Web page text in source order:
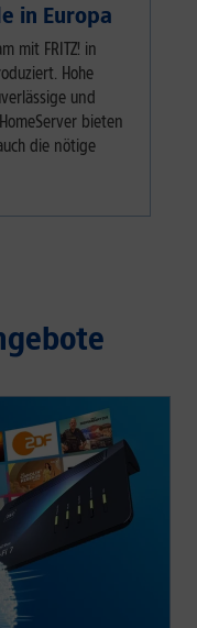
in Europa
mit FRITZ! in
Hohe
und
bieten
die nötige